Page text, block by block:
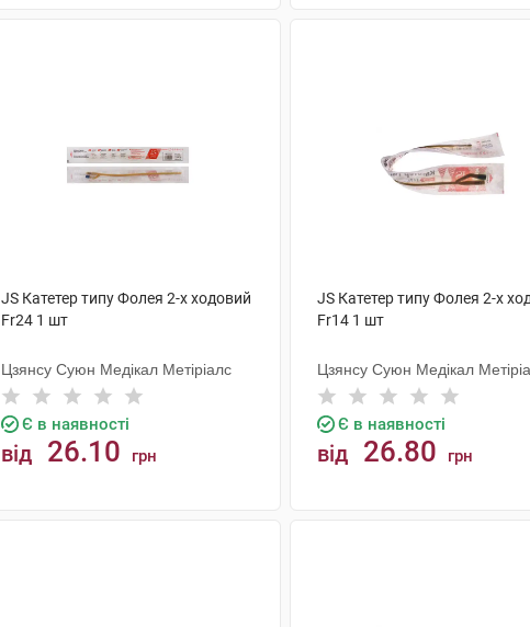
JS Катетер типу Фолея 2-х ходовий
Fr24 1 шт
Цзянсу Суюн Медікал Метіріалс
Є в наявності
від 26.10 грн
JS Катетер типу Фолея 2-х
Fr14 1 шт
Цзянсу Суюн Медікал
Є в наявності
від 26.80 грн